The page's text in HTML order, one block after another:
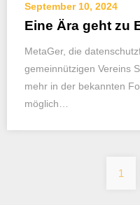
September 10, 2024
Eine Ära geht zu
MetaGer, die
gemeinnützigen Vereins
mehr in der bekannten
möglich…
1